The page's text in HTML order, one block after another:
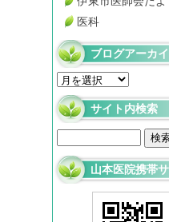
医科
ブログアーカ
サイト内検索
山本医院携帯